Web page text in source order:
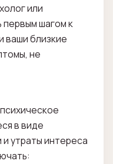
или
шагом к
ваши близкие
не
в виде
утраты интереса